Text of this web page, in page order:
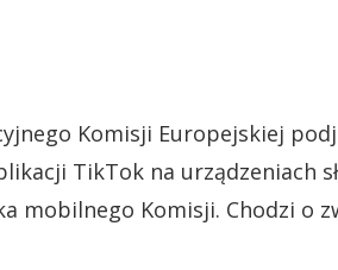
Komisji Europejskiej
TikTok na urządzeniach
mobilnego Komisji. Chodzi o